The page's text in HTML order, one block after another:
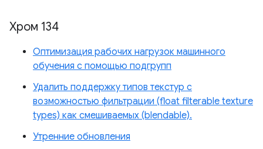
Хром 134
Оптимизация рабочих нагрузок машинного
обучения с помощью подгрупп
Удалить поддержку типов текстур с
возможностью фильтрации (float filterable texture
types) как смешиваемых (blendable).
Утренние обновления